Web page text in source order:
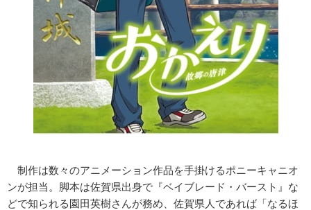
制作は数々のアニメーション作品を手掛けるポニーキャニオ
ンが担当。脚本は佐賀県出身で『ベイブレード・バースト』な
どで知られる園田英樹さんが務め、佐賀県人であれば「なるほ